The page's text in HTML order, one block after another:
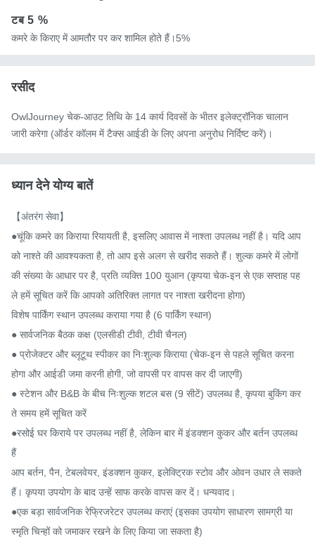
टब5 %
कमरे के किराए में आमतौर पर कर शामिल होते हैं।5%
रसीद
OwlJourney चेक-आउट तिथि के 14 कार्य दिवसों के भीतर इलेक्ट्रॉनिक चालान
जारी करेगा (ऑर्डर कॉलम में टैक्स आईडी के लिए अपना अनुरोध निर्दिष्ट करें)।
ध्यान देने योग्य बातें
【अंतरंग सेवा】
●चूंकि कमरे का किराया रियायती है, इसलिए आवास में नाश्ता उपलब्ध नहीं है। यदि आप
को नाश्ते की आवश्यकता है, तो आप इसे अलग से खरीद सकते हैं। शुल्क कमरे में लोगों
की संख्या के आधार पर है, प्रति व्यक्ति 100 युआन (कृपया चेक-इन से एक सप्ताह पह
ले हमें सूचित करें कि आपको अतिरिक्त लागत पर नाश्ता खरीदना होगा)
विशेष पार्किंग स्थान उपलब्ध कराया गया है (6 पार्किंग स्थान)
● सार्वजनिक बैठक कक्ष (एलसीडी टीवी, टीवी चैनल)
● प्रोजेक्टर और ब्लूटूथ स्पीकर का निःशुल्क किराया (चेक-इन से पहले सूचित करना
होगा और आईडी जमा करनी होगी, जो वापसी पर वापस कर दी जाएगी)
● स्टेशन और B&B के बीच निःशुल्क शटल बस (9 सीटें) उपलब्ध है, कृपया बुकिंग कर
ते समय हमें सूचित करें
●रसोई घर किराये पर उपलब्ध नहीं है, लेकिन बार में इंडक्शन कुकर और बर्तन उपलब्ध
हैं
आप बर्तन, पैन, टेबलवेयर, इंडक्शन कुकर, इलेक्ट्रिक स्टोव और ओवन उधार ले सकते
हैं। कृपया उपयोग के बाद उन्हें साफ करके वापस कर दें। धन्यवाद।
●एक बड़ा सार्वजनिक रेफ्रिजरेटर उपलब्ध कराएं (इसका उपयोग साधारण सामग्री या
स्मृति चिन्हों को जमाकर रखने के लिए किया जा सकता है)